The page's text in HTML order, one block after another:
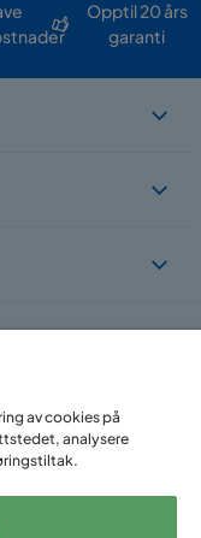
Opptil 20 års
garanti
av cookies på
analysere